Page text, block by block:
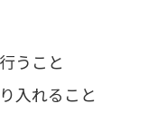
うこと
入れること